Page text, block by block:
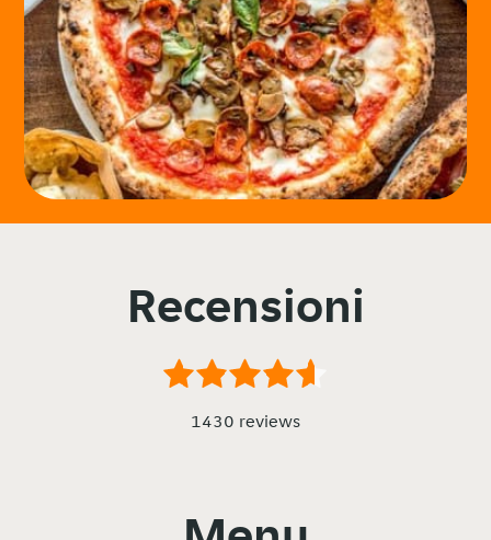
Recensioni
1430 reviews